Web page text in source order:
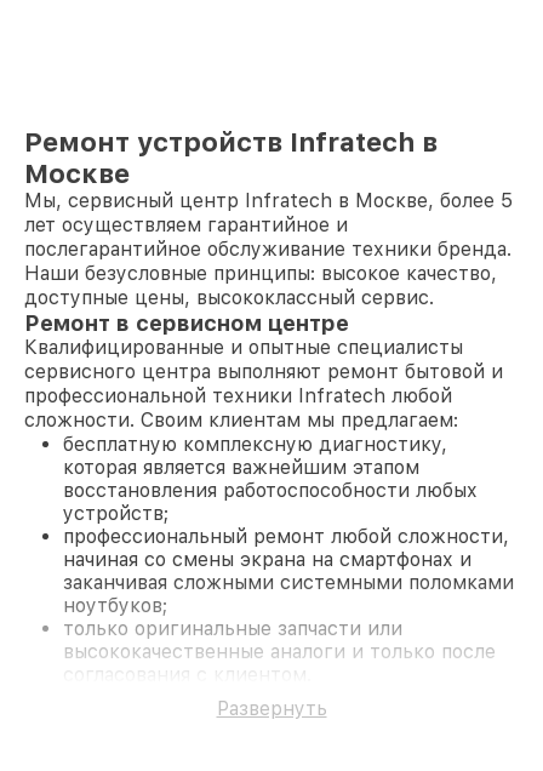
Ремонт устройств Infratech в
Москве
Мы, сервисный центр Infratech в Москве, более 5
лет осуществляем гарантийное и
послегарантийное обслуживание техники бренда.
Наши безусловные принципы: высокое качество,
доступные цены, высококлассный сервис.
Ремонт в сервисном центре
Квалифицированные и опытные специалисты
сервисного центра выполняют ремонт бытовой и
профессиональной техники Infratech любой
сложности. Своим клиентам мы предлагаем:
бесплатную комплексную диагностику,
которая является важнейшим этапом
восстановления работоспособности любых
устройств;
профессиональный ремонт любой сложности,
начиная со смены экрана на смартфонах и
заканчивая сложными системными поломками
ноутбуков;
только оригинальные запчасти или
высококачественные аналоги и только после
согласования с клиентом.
На все работы и замененные комплектующие
предоставляется длительная гарантия. В случае
Развернуть